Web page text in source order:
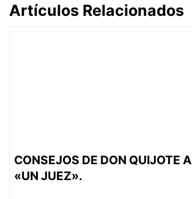
Artículos Relacionados
CONSEJOS DE DON QUIJOTE A
«UN JUEZ».